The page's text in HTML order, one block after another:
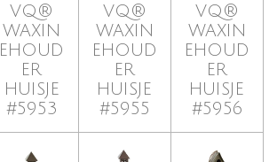
VQ®
WAXIN
EHOUD
ER
HUISJE
#5953
VQ®
WAXIN
EHOUD
ER
HUISJE
#5955
VQ®
WAXIN
EHOUD
ER
HUISJE
#5956